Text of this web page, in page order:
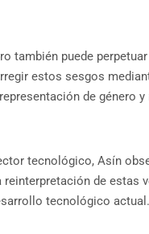
también puede
estos sesgos
de género y
tecnológico, Asín
de estas
tecnológico actual.